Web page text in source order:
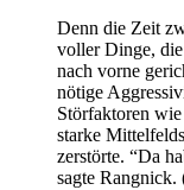
Denn die Zeit
voller Dinge,
nach vorne
nötige
Störfaktoren
starke
zerstörte. “Da
sagte Rangnick.